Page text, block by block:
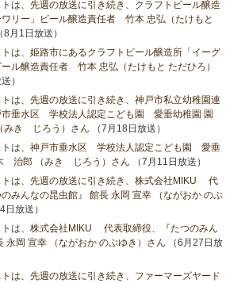
は、先週の放送に引き続き、クラフトビール醸造
ワリー」ビール醸造責任者 竹本 忠弘（たけもと
8月1日放送）
は、姫路市にあるクラフトビール醸造所「イーグ
ル醸造責任者 竹本 忠弘（たけもと ただひろ）
）
は、先週の放送に引き続き、神戸市私立幼稚園連
垂水区 学校法人認定こども園 愛垂幼稚園 園
き じろう）さん （7月18日放送）
トは、神戸市垂水区 学校法人認定こども園 愛垂
治郎 （みき じろう）さん （7月11日放送）
トは、先週の放送に引き続き、株式会社MIKU 代
みんなの昆虫館』 館長 永岡 宣幸 （ながおか のぶ
日放送）
トは、株式会社MIKU 代表取締役、『たつのみん
永岡 宣幸 （ながおか のぶゆき）さん （6月27日放
は、先週の放送に引き続き、ファーマーズヤード